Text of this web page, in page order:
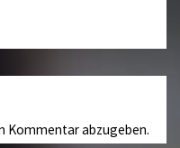
Kommentar abzugeben.